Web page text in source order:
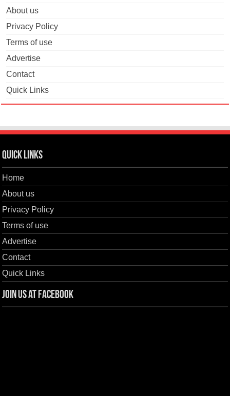
About us
Privacy Policy
Terms of use
Advertise
Contact
Quick Links
Quick Links
Home
About us
Privacy Policy
Terms of use
Advertise
Contact
Quick Links
Join us at Facebook